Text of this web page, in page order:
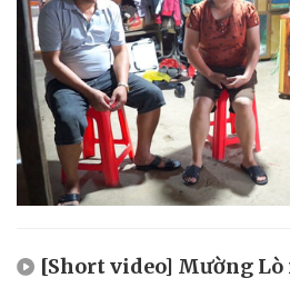
[Short video] Mường Lò